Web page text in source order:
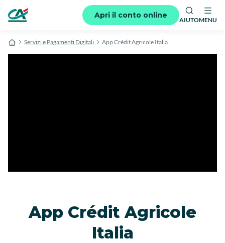
Apri il conto online
AIUTOMENU
Servizi e Pagamenti Digitali App Crédit Agricole Italia
App Crédit Agricole
Italia